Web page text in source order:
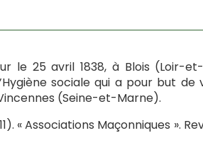
le 25 avril 1838, à Blois (Loir-
sociale qui a pour but
(Seine-et-Marne).
« Associations Maçonniques ».